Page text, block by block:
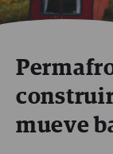
mueve